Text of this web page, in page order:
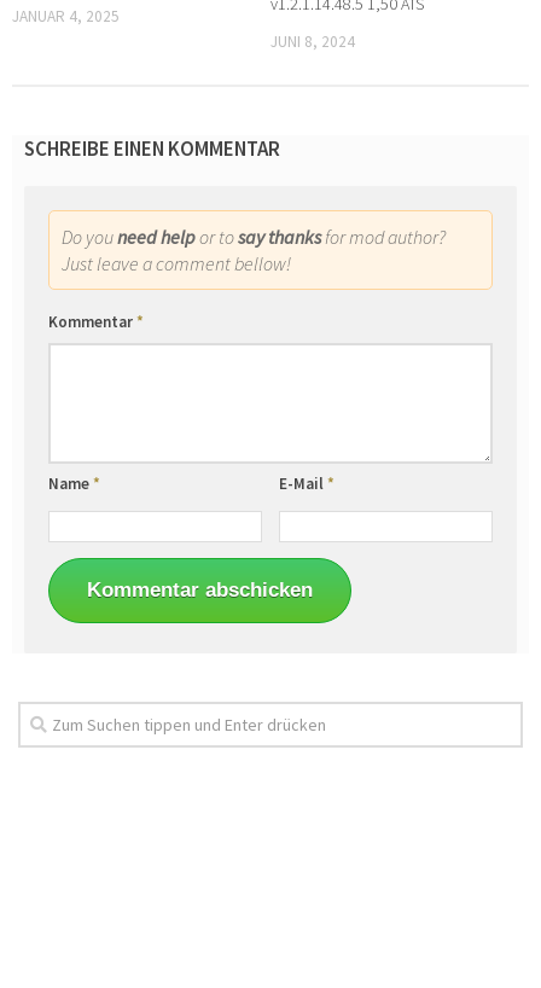
JANUAR 4, 2025
JUNI 8, 2024
SCHREIBE EINEN KOMMENTAR
Do youneed helpor tosay thanksfor mod author?
Just leave a comment bellow!
Kommentar*
Name* E-Mail*